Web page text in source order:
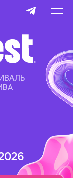
КАК
В
CEO
для